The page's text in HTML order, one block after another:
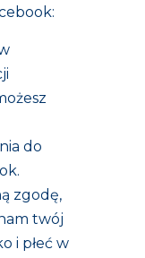
do
zgodę,
twój
i płeć w